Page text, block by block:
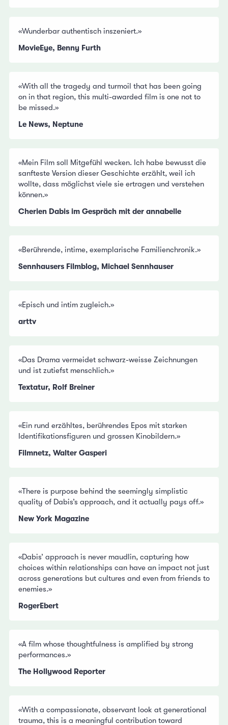
«Wunderbar authentisch inszeniert.»
MovieEye, Benny Furth
«With all the tragedy and turmoil that has been going
on in that region, this multi-awarded film is one not to
be missed.»
Le News, Neptune
«Mein Film soll Mitgefühl wecken. Ich habe bewusst die
sanfteste Version dieser Geschichte erzählt, weil ich
wollte, dass möglichst viele sie ertragen und verstehen
können.»
Cherien Dabis im Gespräch mit der annabelle
«Berührende, intime, exemplarische Familienchronik.»
Sennhausers Filmblog, Michael Sennhauser
«Episch und intim zugleich.»
arttv
«Das Drama vermeidet schwarz-weisse Zeichnungen
und ist zutiefst menschlich.»
Textatur, Rolf Breiner
«Ein rund erzähltes, berührendes Epos mit starken
Identifikationsfiguren und grossen Kinobildern.»
Filmnetz, Walter Gasperi
«There is purpose behind the seemingly simplistic
quality of Dabis’s approach, and it actually pays off.»
New York Magazine
«Dabis’ approach is never maudlin, capturing how
choices within relationships can have an impact not just
across generations but cultures and even from friends to
enemies.»
RogerEbert
«A film whose thoughtfulness is amplified by strong
performances.»
The Hollywood Reporter
«With a compassionate, observant look at generational
trauma, this is a meaningful contribution toward